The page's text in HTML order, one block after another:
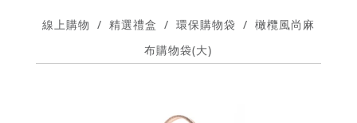
線上購物 / 精選禮盒 / 環保購物袋 / 橄欖風尚麻
布購物袋(大)